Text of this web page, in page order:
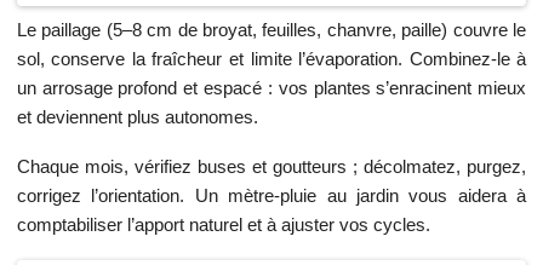
Le paillage (5–8 cm de broyat, feuilles, chanvre, paille) couvre le
sol, conserve la fraîcheur et limite l’évaporation. Combinez-le à
un arrosage profond et espacé : vos plantes s’enracinent mieux
et deviennent plus autonomes.
Chaque mois, vérifiez buses et goutteurs ; décolmatez, purgez,
corrigez l’orientation. Un mètre-pluie au jardin vous aidera à
comptabiliser l’apport naturel et à ajuster vos cycles.